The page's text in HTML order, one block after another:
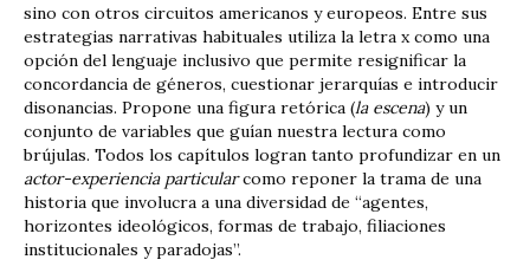
sino con otros circuitos americanos y europeos. Entre sus
estrategias narrativas habituales utiliza la letra x como una
opción del lenguaje inclusivo que permite resignificar la
concordancia de géneros, cuestionar jerarquías e introducir
disonancias. Propone una figura retórica (la escena) y un
conjunto de variables que guían nuestra lectura como
brújulas. Todos los capítulos logran tanto profundizar en un
actor-experiencia particularcomo reponer la trama de una
historia que involucra a una diversidad de “agentes,
horizontes ideológicos, formas de trabajo, filiaciones
institucionales y paradojas”.